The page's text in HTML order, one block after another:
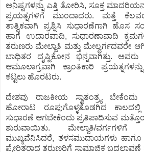
ಅನಿಷ್ಟಗಳನ್ನು ಎತ್ತಿ ತೋರಿಸಿ, ಸೂಕ್ತ
ಪ್ರಯತ್ನಗಳಿಗೆ ಮುಂದಾದರು. ಮತ್ತೆ
ತಾತ್ವಿಕವಾಗಿ ಪ್ರಶ್ನಿಸಿ ಸುಧಾರಣೆಗಾಗಿ ಹೊಸ
ಹಾಗೆ ಉದಾರವಾದಿ, ಸುಧಾರಣಾವಾದಿ
ತರುಣರು ಮೇಲ್ಜಾತಿ ಮತ್ತು ಮೇಲ್ವರ್ಗದವರೇ
ಬಾಧಿತರ ದೃಷ್ಟಿಕೋನ ಭಿನ್ನವಾಗಿತ್ತು. ಅವರು
ಆಮೂಲಾಗ್ರವಾಗಿ ಕ್ರಾಂತಿಕಾರಿ
ಕಟ್ಟಲು ಹೊರಟರು.
ದೇಶವು ರಾಜಕೀಯ ಸ್ವಾತಂತ್ರ್ಯ ಬೇಕೆಂದು
ಹೋರಾಟ ರೂಪುಗೊಳ್ಳತೊಡಗಿದ
ಸುಧಾರಣೆ ಆಗಬೇಕೆಂದು ಪ್ರತಿಪಾದಿಸುವ
ಶುರುವಾಯಿತು. ಮೇಲ್ಜಾತಿ/
ಮುಖ್ಯವೆನಿಸಿದರೆ, ತಳಸಮುದಾಯಗಳು ಹಾಗೂ
ಪ್ರೇರಿತರಾದ ತರುಣರಿಗೆ ಸಾಮಾಜಿಕ ಬದಲಾವಣೆ